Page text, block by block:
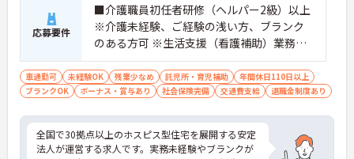
応募要件
■介護職員初任者研修（ヘルパー2級）以上
※介護未経験、ご経験の浅い方、ブランク
のある方可 ※生活支援（看護補助）業務か
ら経験し、訪問介護員へのキャリアアップ
を目指せます
車通勤可 未経験OK 残業少なめ 託児所・育児補助
年間休日110日以上
ブランクOK
ボーナス・賞与あり 社会保険完備 交通費支給 退職金制度あり
全国で30拠点以上のホスピス型住宅を展開する安定
法人が運営する求人です。実務未経験やブランクが